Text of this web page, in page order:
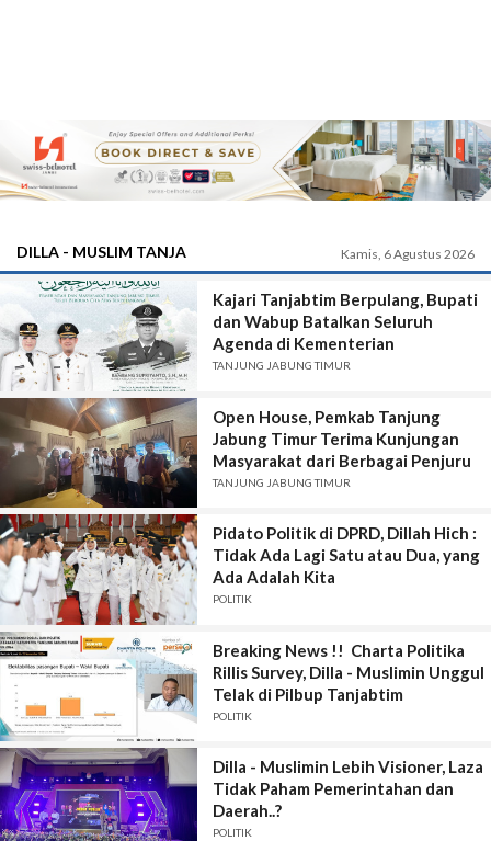
DILLA - MUSLIM TANJA Kamis, 6 Agustus 2026
Kajari Tanjabtim Berpulang, Bupati
dan Wabup Batalkan Seluruh
Agenda di Kementerian
TANJUNG JABUNG TIMUR
Open House, Pemkab Tanjung
Jabung Timur Terima Kunjungan
Masyarakat dari Berbagai Penjuru
TANJUNG JABUNG TIMUR
Pidato Politik di DPRD, Dillah Hich :
Tidak Ada Lagi Satu atau Dua, yang
Ada Adalah Kita
POLITIK
Breaking News !! Charta Politika
Rillis Survey, Dilla - Muslimin Unggul
Telak di Pilbup Tanjabtim
POLITIK
Dilla - Muslimin Lebih Visioner, Laza
Tidak Paham Pemerintahan dan
Daerah..?
POLITIK